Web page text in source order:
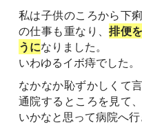
私は子供のころから下
の仕事も重なり、排便
うになりました。
いわゆるイボ痔でした。
なかなか恥ずかしくて
通院するところを見て
いかなと思って病院へ